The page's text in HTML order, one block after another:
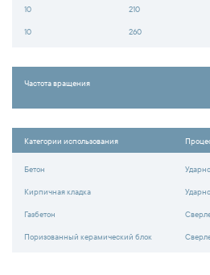
10 210
10 260
Частота вращения
Категории использования
Бетон
Кирпичная кладка
Газбетон
Поризованный керамический блок